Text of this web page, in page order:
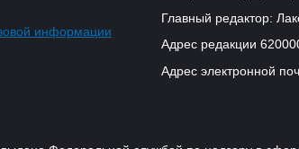
информации
Главный редактор:
Адрес редакции
Адрес электронной